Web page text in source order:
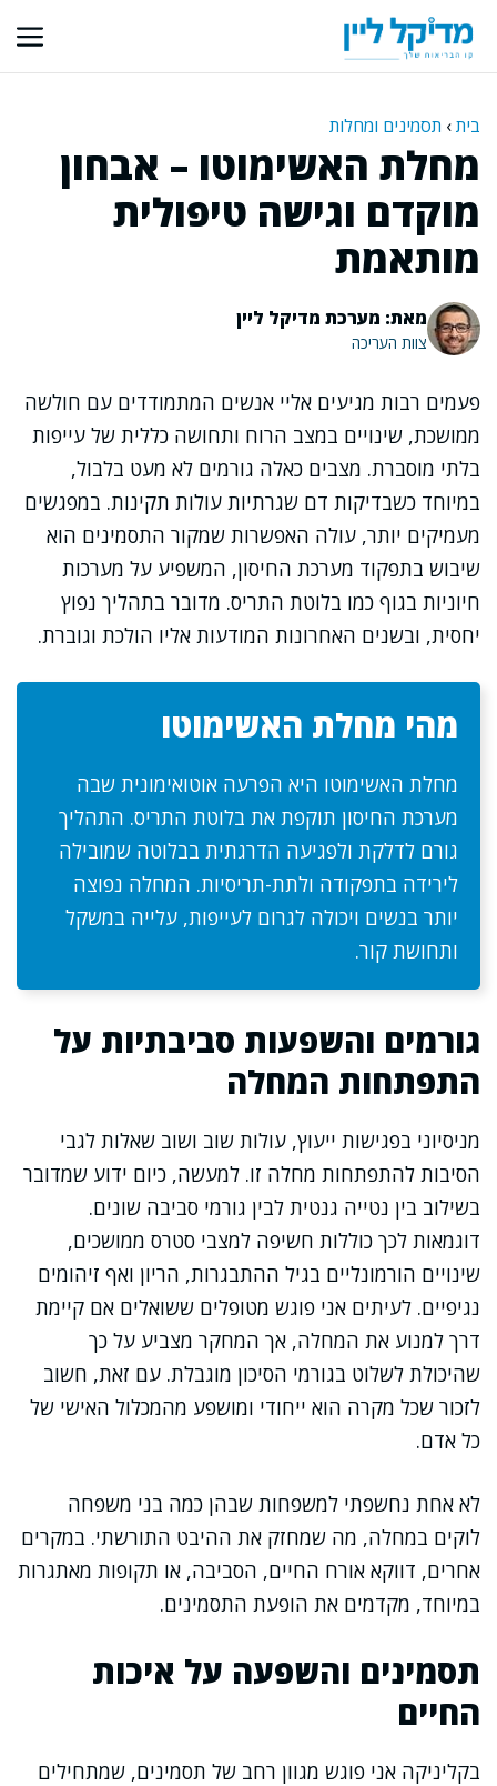
לתוכן
בית› תסמינים ומחלות
מחלת האשימוטו – אבחון
מוקדם וגישה טיפולית
מותאמת
מאת: מערכת מדיקל ליין
צוות העריכה
פעמים רבות מגיעים אליי אנשים המתמודדים עם חולשה
ממושכת, שינויים במצב הרוח ותחושה כללית של עייפות
בלתי מוסברת. מצבים כאלה גורמים לא מעט בלבול,
במיוחד כשבדיקות דם שגרתיות עולות תקינות. במפגשים
מעמיקים יותר, עולה האפשרות שמקור התסמינים הוא
שיבוש בתפקוד מערכת החיסון, המשפיע על מערכות
חיוניות בגוף כמו בלוטת התריס. מדובר בתהליך נפוץ
יחסית, ובשנים האחרונות המודעות אליו הולכת וגוברת.
מהי מחלת האשימוטו
מחלת האשימוטו היא הפרעה אוטואימונית שבה
מערכת החיסון תוקפת את בלוטת התריס. התהליך
גורם לדלקת ולפגיעה הדרגתית בבלוטה שמובילה
לירידה בתפקודה ולתת-תריסיות. המחלה נפוצה
יותר בנשים ויכולה לגרום לעייפות, עלייה במשקל
ותחושת קור.
גורמים והשפעות סביבתיות על
התפתחות המחלה
מניסיוני בפגישות ייעוץ, עולות שוב ושוב שאלות לגבי
הסיבות להתפתחות מחלה זו. למעשה, כיום ידוע שמדובר
בשילוב בין נטייה גנטית לבין גורמי סביבה שונים.
דוגמאות לכך כוללות חשיפה למצבי סטרס ממושכים,
שינויים הורמונליים בגיל ההתבגרות, הריון ואף זיהומים
נגיפיים. לעיתים אני פוגש מטופלים ששואלים אם קיימת
דרך למנוע את המחלה, אך המחקר מצביע על כך
שהיכולת לשלוט בגורמי הסיכון מוגבלת. עם זאת, חשוב
לזכור שכל מקרה הוא ייחודי ומושפע מהמכלול האישי של
כל אדם.
לא אחת נחשפתי למשפחות שבהן כמה בני משפחה
לוקים במחלה, מה שמחזק את ההיבט התורשתי. במקרים
אחרים, דווקא אורח החיים, הסביבה, או תקופות מאתגרות
במיוחד, מקדמים את הופעת התסמינים.
תסמינים והשפעה על איכות
החיים
בקליניקה אני פוגש מגוון רחב של תסמינים, שמתחילים